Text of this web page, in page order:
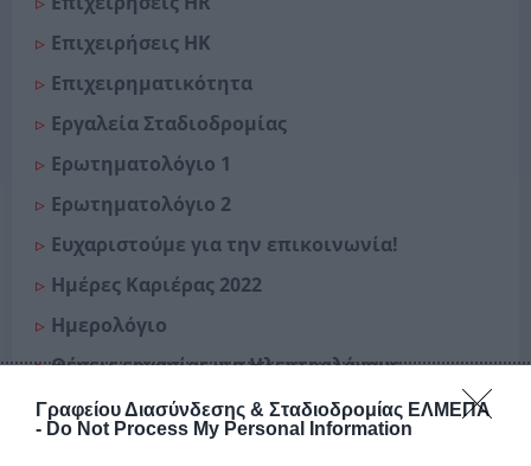
Γραφείου Διασύνδεσης & Σταδιοδρομίας ΕΛΜΕΠΑ
- Do Not Process My Personal Information
Επιχειρήσεις ΗΚ
Επιχειρηματικότητα
Εργαλεία Σταδιοδρομίας
Ερωτηματολόγιο 1
Ερωτηματολόγιο 2
Ευχαριστούμε για την επικοινωνία!
Ημέρες Καριέρας 2022
Ημερολόγιο
Θέσεις εργασίας για Ηλεκτρολόγους
Μηχανικούς
Ιατρικές Ειδικότητες